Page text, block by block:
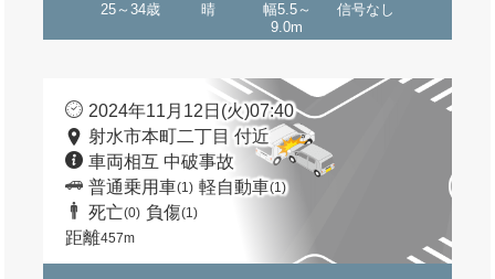
25～34歳 晴
幅5.5～
9.0m
信号なし
2024年11月12日(火)07:40
射水市本町二丁目 付近
車両相互 中破事故
普通乗用車(1) 軽自動車(1)
死亡(0) 負傷(1)
距離457m